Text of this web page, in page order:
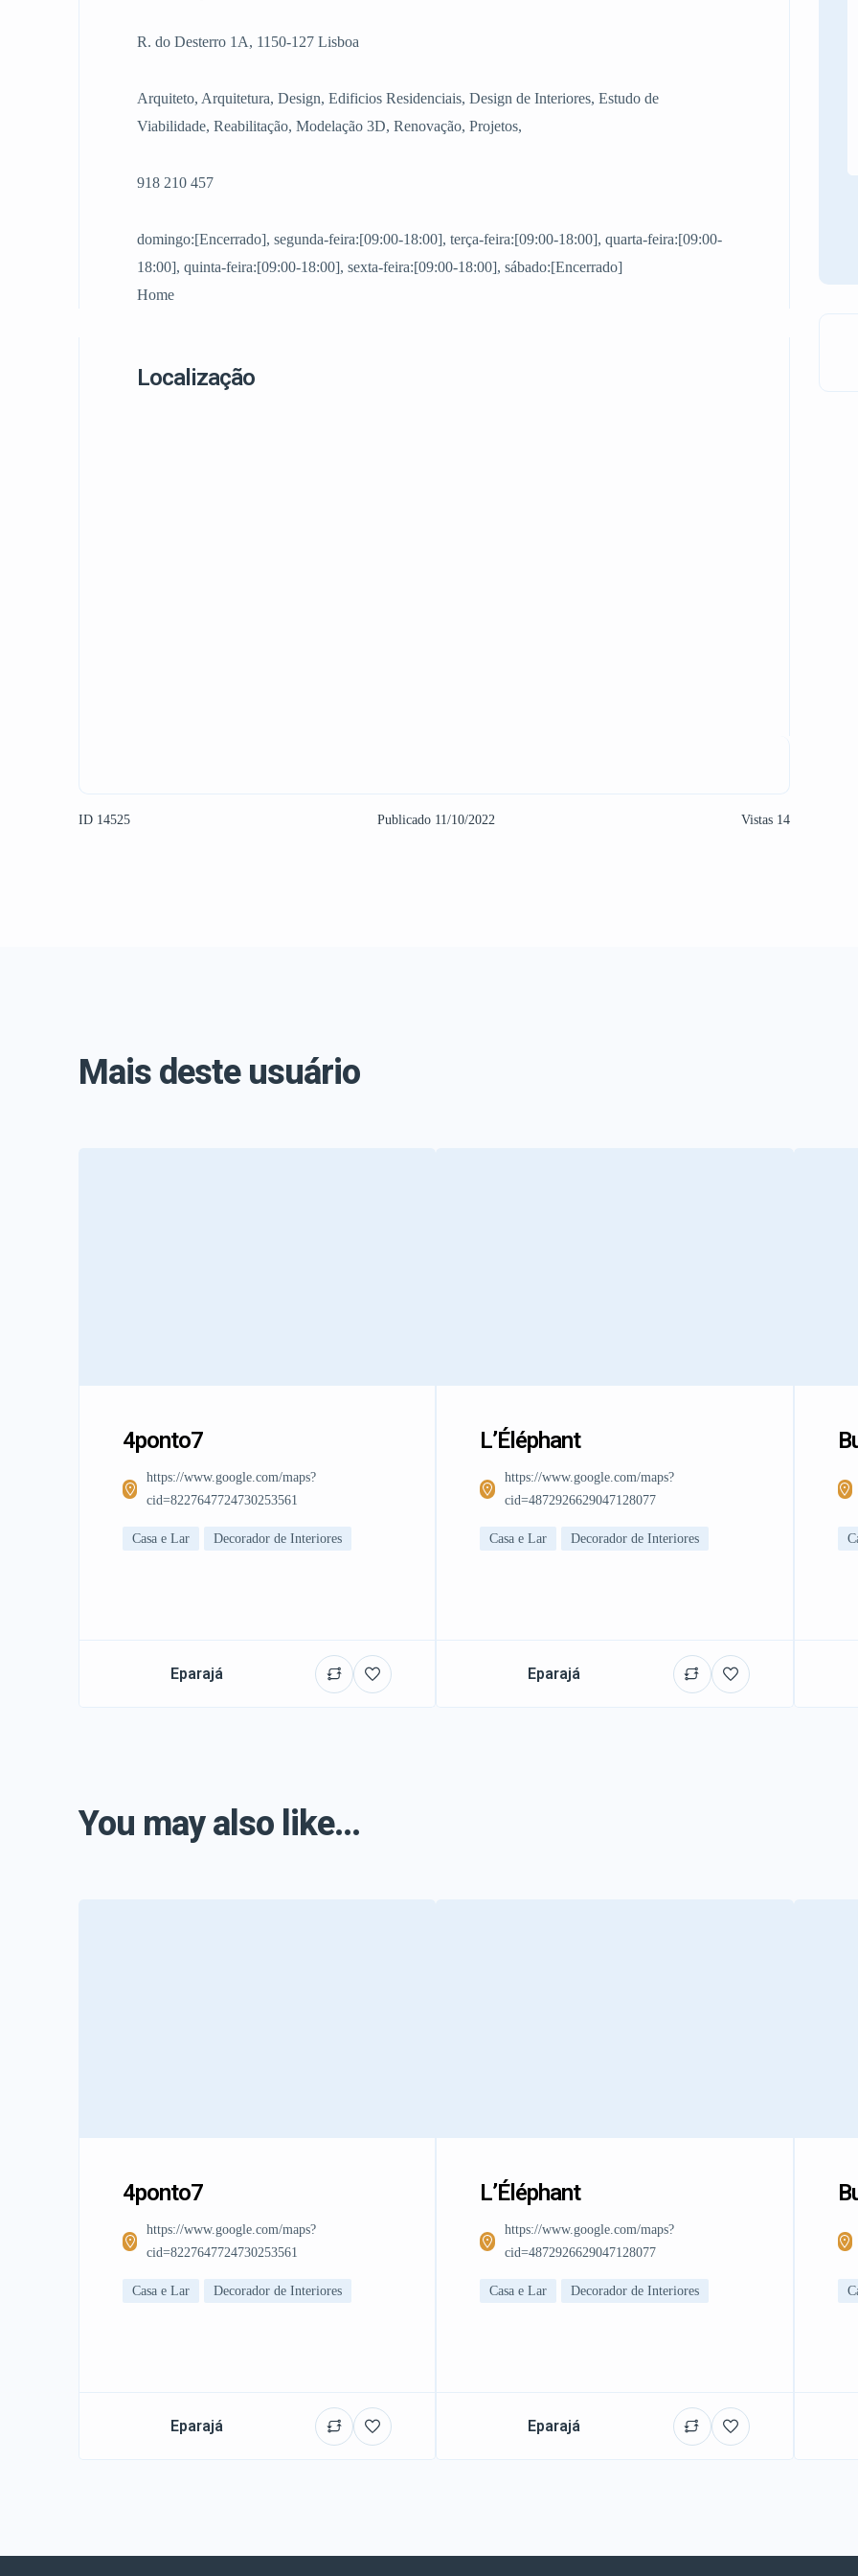
R. do Desterro 1A, 1150-127 Lisboa
Arquiteto, Arquitetura, Design, Edificios Residenciais, Design de Interiores, Estudo de
Viabilidade, Reabilitação, Modelação 3D, Renovação, Projetos,
918 210 457
domingo:[Encerrado], segunda-feira:[09:00-18:00], terça-feira:[09:00-18:00], quarta-feira:[09:00-
18:00], quinta-feira:[09:00-18:00], sexta-feira:[09:00-18:00], sábado:[Encerrado]
Home
Localização
ID 14525 Publicado 11/10/2022 Vistas 14
Mais deste usuário
4ponto7
https://www.google.com/maps?
cid=8227647724730253561
Casa e Lar Decorador de Interiores
Eparajá
L’Éléphant
https://www.google.com/maps?
cid=4872926629047128077
Casa e Lar Decorador de Interiores
Eparajá
You may also like...
4ponto7
https://www.google.com/maps?
cid=8227647724730253561
Casa e Lar Decorador de Interiores
Eparajá
L’Éléphant
https://www.google.com/maps?
cid=4872926629047128077
Casa e Lar Decorador de Interiores
Eparajá